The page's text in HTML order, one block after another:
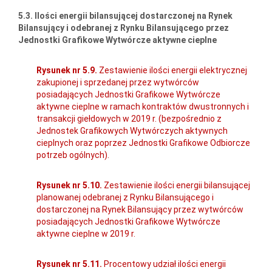
5.3. Ilości energii bilansującej dostarczonej na Rynek
Bilansujący i odebranej z Rynku Bilansującego przez
Jednostki Grafikowe Wytwórcze aktywne cieplne
Rysunek nr 5.9. Zestawienie ilości energii elektrycznej
zakupionej i sprzedanej przez wytwórców
posiadających Jednostki Grafikowe Wytwórcze
aktywne cieplne w ramach kontraktów dwustronnych i
transakcji giełdowych w 2019 r. (bezpośrednio z
Jednostek Grafikowych Wytwórczych aktywnych
cieplnych oraz poprzez Jednostki Grafikowe Odbiorcze
potrzeb ogólnych).
Rysunek nr 5.10. Zestawienie ilości energii bilansującej
planowanej odebranej z Rynku Bilansującego i
dostarczonej na Rynek Bilansujący przez wytwórców
posiadających Jednostki Grafikowe Wytwórcze
aktywne cieplne w 2019 r.
Rysunek nr 5.11. Procentowy udział ilości energii